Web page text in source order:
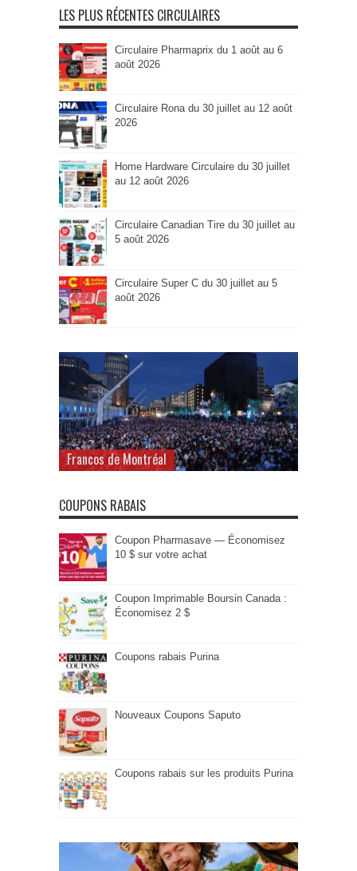
LES PLUS RÉCENTES CIRCULAIRES
Circulaire Pharmaprix du 1 août au 6
août 2026
Circulaire Rona du 30 juillet au 12 août
2026
Home Hardware Circulaire du 30 juillet
au 12 août 2026
Circulaire Canadian Tire du 30 juillet au
5 août 2026
Circulaire Super C du 30 juillet au 5
août 2026
Francos de Montréal
COUPONS RABAIS
Coupon Pharmasave — Économisez
10 $ sur votre achat
Coupon Imprimable Boursin Canada :
Économisez 2 $
Coupons rabais Purina
Nouveaux Coupons Saputo
Coupons rabais sur les produits Purina